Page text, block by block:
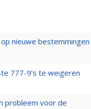
nieuwe bestemmingen
777-9’s te weigeren
probleem voor de